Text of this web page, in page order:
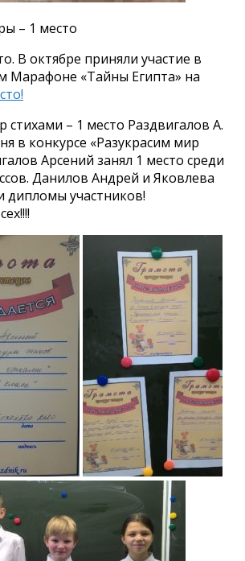
– 1 место
В октябре приняли участие в
Марафоне «Тайны Египта» на
стихами – 1 место Раздвигалов А.
в конкурсе «Разукрасим мир
Арсений занял 1 место среди
Данилов Андрей и Яковлева
дипломы участников!